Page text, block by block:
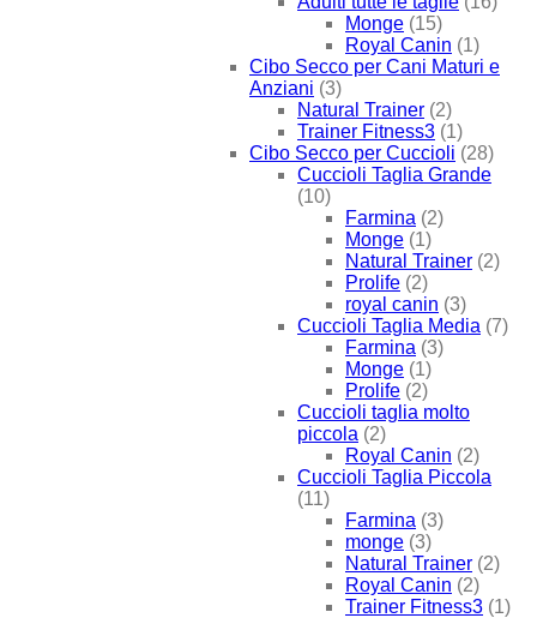
Monge (15)
Royal Canin (1)
Cibo Secco per Cani Maturi e
Anziani (3)
Natural Trainer (2)
Trainer Fitness3 (1)
Cibo Secco per Cuccioli (28)
Cuccioli Taglia Grande
(10)
Farmina (2)
Monge (1)
Natural Trainer (2)
Prolife (2)
royal canin (3)
Cuccioli Taglia Media (7)
Farmina (3)
Monge (1)
Prolife (2)
Cuccioli taglia molto
piccola (2)
Royal Canin (2)
Cuccioli Taglia Piccola
(11)
Farmina (3)
monge (3)
Natural Trainer (2)
Royal Canin (2)
Trainer Fitness3 (1)